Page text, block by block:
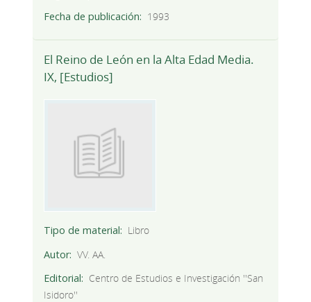
Fecha de publicación
1993
El Reino de León en la Alta Edad Media.
IX, [Estudios]
Tipo de material
Libro
Autor
VV. AA.
Editorial
Centro de Estudios e Investigación ''San
Isidoro''